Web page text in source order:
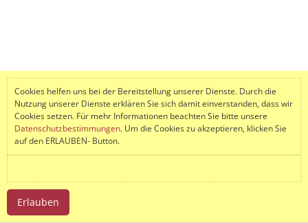
Cookies helfen uns bei der Bereitstellung unserer Dienste. Durch die
Nutzung unserer Dienste erklären Sie sich damit einverstanden, dass wir
Cookies setzen. Für mehr Informationen beachten Sie bitte unsere
Datenschutzbestimmungen. Um die Cookies zu akzeptieren, klicken Sie
auf den ERLAUBEN- Button.
Erlauben